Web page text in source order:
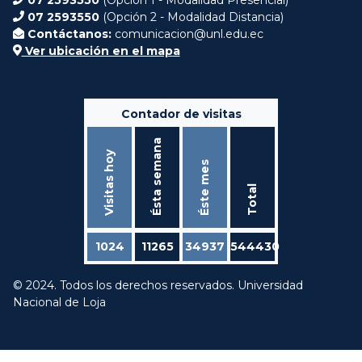
07 2593550 (Opción 2 - Modalidad Distancia)
Contáctanos: comunicacion@unl.edu.ec
Ver ubicación en el mapa
Contador de visitas
Visitas hoy Ésta semana Éste mes Total
1024 11265 34937 544430
© 2024. Todos los derechos reservados. Universidad
Nacional de Loja